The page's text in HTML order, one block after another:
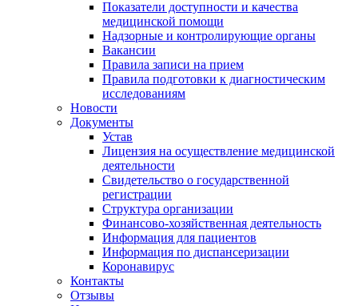
Показатели доступности и качества
медицинской помощи
Надзорные и контролирующие органы
Вакансии
Правила записи на прием
Правила подготовки к диагностическим
исследованиям
Новости
Документы
Устав
Лицензия на осуществление медицинской
деятельности
Свидетельство о государственной
регистрации
Структура организации
Финансово-хозяйственная деятельность
Информация для пациентов
Информация по диспансеризации
Коронавирус
Контакты
Отзывы